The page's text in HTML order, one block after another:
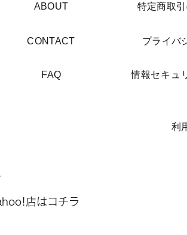
​ABOUT
​CONTACT
​FAQ
特定商取
プライバ
情報セキュ
利
店はコチラ